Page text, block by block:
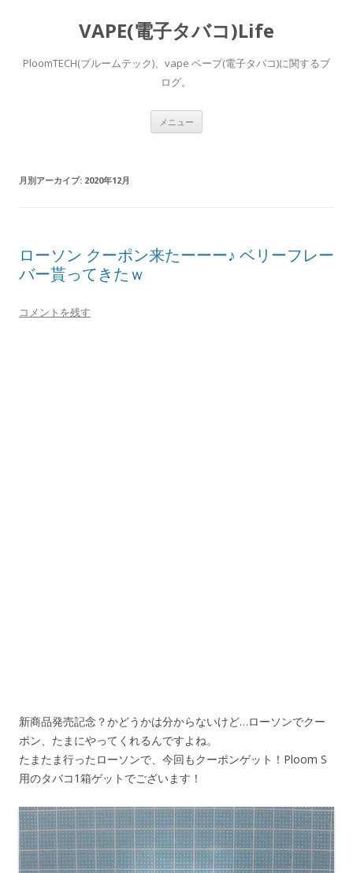
VAPE(電子タバコ)Life
PloomTECH(プルームテック)、vape ベープ(電子タバコ)に関するブ
ログ。
メニュー
月別アーカイブ: 2020年12月
ローソン クーポン来たーーー♪ ベリーフレー
バー貰ってきたｗ
コメントを残す
新商品発売記念？かどうかは分からないけど…ローソンでクー
ポン、たまにやってくれるんですよね。
たまたま行ったローソンで、今回もクーポンゲット！Ploom S
用のタバコ1箱ゲットでございます！